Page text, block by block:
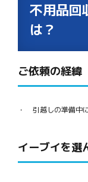
不用品回
は？
ご依頼の経緯
引越しの準備中
イーブイを選